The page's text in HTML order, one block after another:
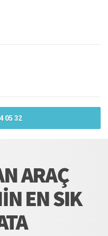
05 32
ARAÇ
EN SIK